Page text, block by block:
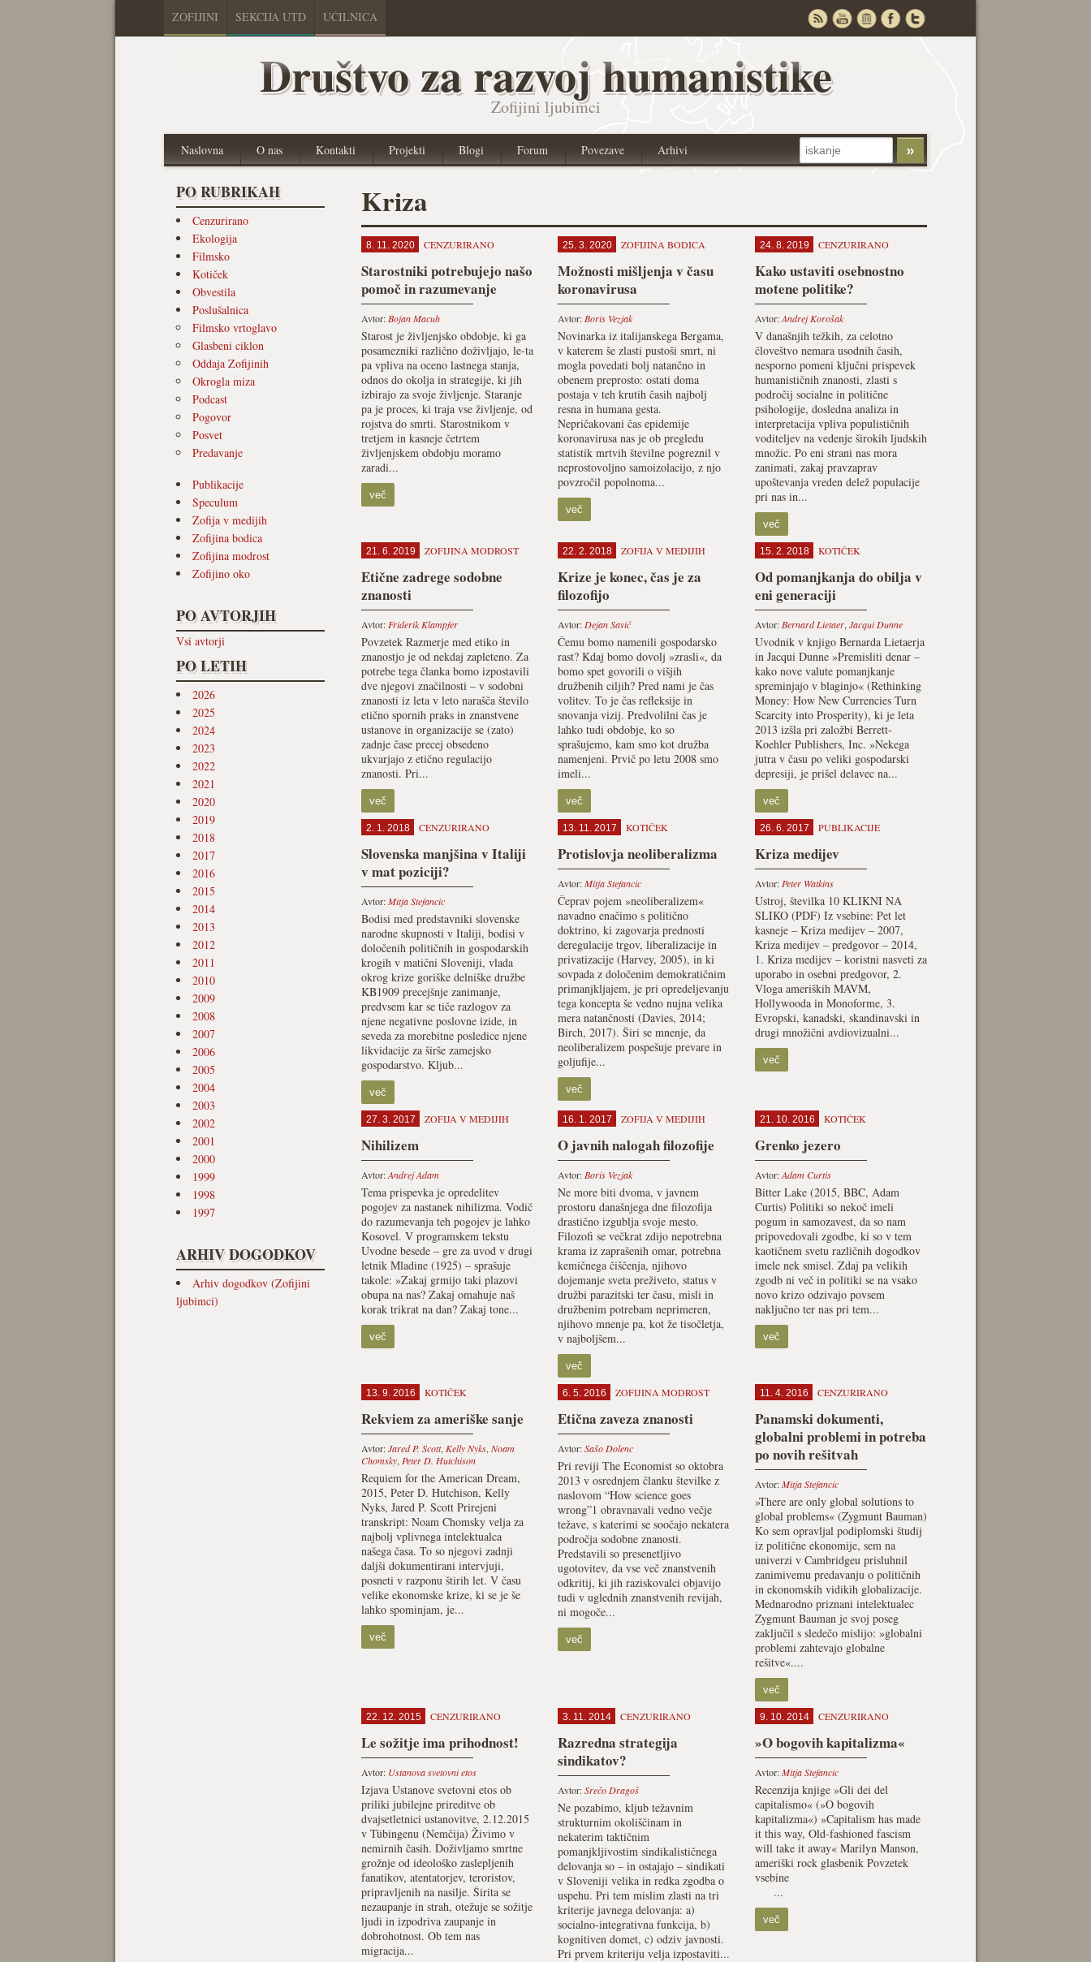
ZOFIJINI SEKCIJA UTD UČILNICA
Društvo za razvoj humanistike
Zofijini ljubimci
Naslovna O nas Kontakti Projekti Blogi Forum Povezave Arhivi
PO RUBRIKAH
Cenzurirano
Ekologija
Filmsko
Kotiček
Obvestila
Poslušalnica
Filmsko vrtoglavo
Glasbeni ciklon
Oddaja Zofijinih
Okrogla miza
Podcast
Pogovor
Posvet
Predavanje
Publikacije
Speculum
Zofija v medijih
Zofijina bodica
Zofijina modrost
Zofijino oko
PO AVTORJIH
Vsi avtorji
PO LETIH
2026
2025
2024
2023
2022
2021
2020
2019
2018
2017
2016
2015
2014
2013
2012
2011
2010
2009
2008
2007
2006
2005
2004
2003
2002
2001
2000
1999
1998
1997
ARHIV DOGODKOV
Arhiv dogodkov (Zofijini
ljubimci)
Kriza
8. 11. 2020 CENZURIRANO
Starostniki potrebujejo našo
pomoč in razumevanje
Avtor: Bojan Macuh
Starost je življenjsko obdobje, ki ga
posamezniki različno doživljajo, le-ta
pa vpliva na oceno lastnega stanja,
odnos do okolja in strategije, ki jih
izbirajo za svoje življenje. Staranje
pa je proces, ki traja vse življenje, od
rojstva do smrti. Starostnikom v
tretjem in kasneje četrtem
življenjskem obdobju moramo
zaradi...
več
25. 3. 2020 ZOFIJINA BODICA
Možnosti mišljenja v času
koronavirusa
Avtor: Boris Vezjak
Novinarka iz italijanskega Bergama,
v katerem še zlasti pustoši smrt, ni
mogla povedati bolj natančno in
obenem preprosto: ostati doma
postaja v teh krutih časih najbolj
resna in humana gesta.
Nepričakovani čas epidemije
koronavirusa nas je ob pregledu
statistik mrtvih številne pogreznil v
neprostovoljno samoizolacijo, z njo
povzročil popolnoma...
več
24. 8. 2019 CENZURIRANO
Kako ustaviti osebnostno
motene politike?
Avtor:Andrej Korošak
V današnjih težkih, za celotno
človeštvo nemara usodnih časih,
nesporno pomeni ključni prispevek
humanističnih znanosti, zlasti s
področij socialne in politične
psihologije, dosledna analiza in
interpretacija vpliva populističnih
voditeljev na vedenje širokih ljudskih
množic. Po eni strani nas mora
zanimati, zakaj pravzaprav
upoštevanja vreden delež populacije
pri nas in...
več
21. 6. 2019 ZOFIJINA MODROST
Etične zadrege sodobne
znanosti
Avtor: Friderik Klampfer
Povzetek Razmerje med etiko in
znanostjo je od nekdaj zapleteno. Za
potrebe tega članka bomo izpostavili
dve njegovi značilnosti – v sodobni
znanosti iz leta v leto narašča število
etično spornih praks in znanstvene
ustanove in organizacije se (zato)
zadnje čase precej obsedeno
ukvarjajo z etično regulacijo
znanosti. Pri...
več
22. 2. 2018 ZOFIJA V MEDIJIH
Krize je konec, čas je za
filozofijo
Avtor: Dejan Savić
Čemu bomo namenili gospodarsko
rast? Kdaj bomo dovolj »zrasli«, da
bomo spet govorili o višjih
družbenih ciljih? Pred nami je čas
volitev. To je čas refleksije in
snovanja vizij. Predvolilni čas je
lahko tudi obdobje, ko so
sprašujemo, kam smo kot družba
namenjeni. Prvič po letu 2008 smo
imeli...
več
15. 2. 2018 KOTIČEK
Od pomanjkanja do obilja v
eni generaciji
Avtor: Bernard Lietaer, Jacqui Dunne
Uvodnik v knjigo Bernarda Lietaerja
in Jacqui Dunne »Premisliti denar –
kako nove valute pomanjkanje
spreminjajo v blaginjo« (Rethinking
Money: How New Currencies Turn
Scarcity into Prosperity), ki je leta
2013 izšla pri založbi Berrett-
Koehler Publishers, Inc. »Nekega
jutra v času po veliki gospodarski
depresiji, je prišel delavec na...
več
2. 1. 2018 CENZURIRANO
Slovenska manjšina v Italiji
v mat poziciji?
Avtor:Mitja Stefancic
Bodisi med predstavniki slovenske
narodne skupnosti v Italiji, bodisi v
določenih političnih in gospodarskih
krogih v matični Sloveniji, vlada
okrog krize goriške delniške družbe
KB1909 precejšnje zanimanje,
predvsem kar se tiče razlogov za
njene negativne poslovne izide, in
seveda za morebitne posledice njene
likvidacije za širše zamejsko
gospodarstvo. Kljub...
več
13. 11. 2017 KOTIČEK
Protislovja neoliberalizma
Avtor:Mitja Stefancic
Čeprav pojem »neoliberalizem«
navadno enačimo s politično
doktrino, ki zagovarja prednosti
deregulacije trgov, liberalizacije in
privatizacije (Harvey, 2005), in ki
sovpada z določenim demokratičnim
primanjkljajem, je pri opredeljevanju
tega koncepta še vedno nujna velika
mera natančnosti (Davies, 2014;
Birch, 2017). Širi se mnenje, da
neoliberalizem pospešuje prevare in
goljufije...
več
26. 6. 2017 PUBLIKACIJE
Kriza medijev
Avtor: Peter Watkins
Ustroj, številka 10 KLIKNI NA
SLIKO (PDF) Iz vsebine: Pet let
kasneje – Kriza medijev – 2007,
Kriza medijev – predgovor – 2014,
1. Kriza medijev – koristni nasveti za
uporabo in osebni predgovor, 2.
Vloga ameriških MAVM,
Hollywooda in Monoforme, 3.
Evropski, kanadski, skandinavski in
drugi množični avdiovizualni...
več
27. 3. 2017 ZOFIJA V MEDIJIH
Nihilizem
Avtor:Andrej Adam
Tema prispevka je opredelitev
pogojev za nastanek nihilizma. Vodič
do razumevanja teh pogojev je lahko
Kosovel. V programskem tekstu
Uvodne besede – gre za uvod v drugi
letnik Mladine (1925) – sprašuje
takole: »Zakaj grmijo taki plazovi
obupa na nas? Zakaj omahuje naš
korak trikrat na dan? Zakaj tone...
več
16. 1. 2017 ZOFIJA V MEDIJIH
O javnih nalogah filozofije
Avtor: Boris Vezjak
Ne more biti dvoma, v javnem
prostoru današnjega dne filozofija
drastično izgublja svoje mesto.
Filozofi se večkrat zdijo nepotrebna
krama iz zaprašenih omar, potrebna
kemičnega čiščenja, njihovo
dojemanje sveta preživeto, status v
družbi parazitski ter času, misli in
družbenim potrebam neprimeren,
njihovo mnenje pa, kot že tisočletja,
v najboljšem...
več
21. 10. 2016 KOTIČEK
Grenko jezero
Avtor:Adam Curtis
Bitter Lake (2015, BBC, Adam
Curtis) Politiki so nekoč imeli
pogum in samozavest, da so nam
pripovedovali zgodbe, ki so v tem
kaotičnem svetu različnih dogodkov
imele nek smisel. Zdaj pa velikih
zgodb ni več in politiki se na vsako
novo krizo odzivajo povsem
naključno ter nas pri tem...
več
13. 9. 2016 KOTIČEK
Rekviem za ameriške sanje
Avtor:Jared P. Scott, Kelly Nyks, Noam
Chomsky, Peter D. Hutchison
Requiem for the American Dream,
2015, Peter D. Hutchison, Kelly
Nyks, Jared P. Scott Prirejeni
transkript: Noam Chomsky velja za
najbolj vplivnega intelektualca
našega časa. To so njegovi zadnji
daljši dokumentirani intervjuji,
posneti v razponu štirih let. V času
velike ekonomske krize, ki se je še
lahko spominjam, je...
več
6. 5. 2016 ZOFIJINA MODROST
Etična zaveza znanosti
Avtor:Sašo Dolenc
Pri reviji The Economist so oktobra
2013 v osrednjem članku številke z
naslovom “How science goes
wrong”1 obravnavali vedno večje
težave, s katerimi se soočajo nekatera
področja sodobne znanosti.
Predstavili so presenetljivo
ugotovitev, da vse več znanstvenih
odkritij, ki jih raziskovalci objavijo
tudi v uglednih znanstvenih revijah,
ni mogoče...
več
11. 4. 2016 CENZURIRANO
Panamski dokumenti,
globalni problemi in potreba
po novih rešitvah
Avtor:Mitja Stefancic
»There are only global solutions to
global problems« (Zygmunt Bauman)
Ko sem opravljal podiplomski študij
iz politične ekonomije, sem na
univerzi v Cambridgeu prisluhnil
zanimivemu predavanju o političnih
in ekonomskih vidikih globalizacije.
Mednarodno priznani intelektualec
Zygmunt Bauman je svoj poseg
zaključil s sledečo mislijo: »globalni
problemi zahtevajo globalne
rešitve«....
več
22. 12. 2015 CENZURIRANO
Le sožitje ima prihodnost!
Avtor: Ustanova svetovni etos
Izjava Ustanove svetovni etos ob
priliki jubilejne prireditve ob
dvajsetletnici ustanovitve, 2.12.2015
v Tübingenu (Nemčija) Živimo v
nemirnih časih. Doživljamo smrtne
grožnje od ideološko zaslepljenih
fanatikov, atentatorjev, teroristov,
pripravljenih na nasilje. Širita se
nezaupanje in strah, otežuje se sožitje
ljudi in izpodriva zaupanje in
dobrohotnost. Ob tem nas
migracija...
3. 11. 2014 CENZURIRANO
Razredna strategija
sindikatov?
Avtor:Srečo Dragoš
Ne pozabimo, kljub težavnim
strukturnim okoliščinam in
nekaterim taktičnim
pomanjkljivostim sindikalističnega
delovanja so – in ostajajo – sindikati
v Sloveniji velika in redka zgodba o
uspehu. Pri tem mislim zlasti na tri
kriterije javnega delovanja: a)
socialno-integrativna funkcija, b)
kognitiven domet, c) odziv javnosti.
Pri prvem kriteriju velja izpostaviti...
9. 10. 2014 CENZURIRANO
»O bogovih kapitalizma«
Avtor:Mitja Stefancic
Recenzija knjige »Gli dei del
capitalismo« (»O bogovih
kapitalizma«) »Capitalism has made
it this way, Old-fashioned fascism
will take it away« Marilyn Manson,
ameriški rock glasbenik Povzetek
vsebine
...
več